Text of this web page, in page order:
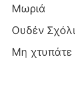
Μωριά
Ουδέν
Μη χτυπάτε